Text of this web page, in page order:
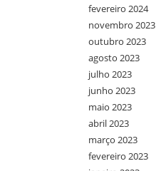
fevereiro 2024
novembro 2023
outubro 2023
agosto 2023
julho 2023
junho 2023
maio 2023
abril 2023
março 2023
fevereiro 2023